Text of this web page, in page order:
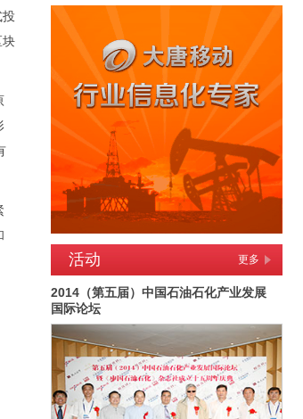
块
活动 更多
2014（第五届）中国石油石化产业发展
国际论坛